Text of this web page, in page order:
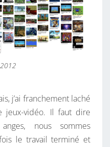
j’ai franchement laché
jeux-vidéo. Il faut dire
nous sommes
le travail terminé et